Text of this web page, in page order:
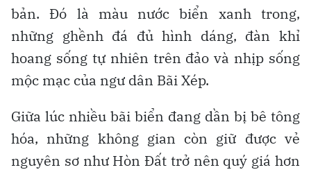
bản. Đó là màu nước biển xanh trong,
những ghềnh đá đủ hình dáng, đàn khỉ
hoang sống tự nhiên trên đảo và nhịp sống
mộc mạc của ngư dân Bãi Xép.
Giữa lúc nhiều bãi biển đang dần bị bê tông
hóa, những không gian còn giữ được vẻ
nguyên sơ như Hòn Đất trở nên quý giá hơn